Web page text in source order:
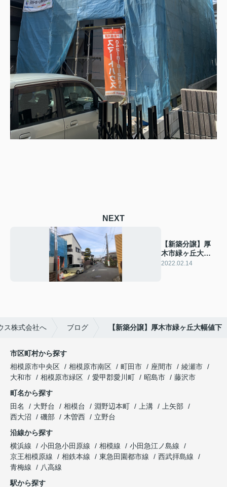
NEXT
【新築分譲】厚
木市緑ヶ丘大幅
値下
2022.02.14
ス株式会社へ ブログ 【新築分譲】厚木市緑ヶ丘大幅値下
市区町村から探す
相模原市中央区
相模原市南区 町田市 座間市
綾瀬市
大和市
相模原市緑区 愛甲郡愛川町 昭島市
藤沢市
町名から探す
田名
大野台 相模台 淵野辺本町 上溝
上矢部
西大沼
磯部 木曽西
立野台
沿線から探す
横浜線
小田急小田原線 相模線
小田急江ノ島線
京王相模原線
相鉄本線 東急田園都市線
西武拝島線
青梅線
八高線
駅から探す